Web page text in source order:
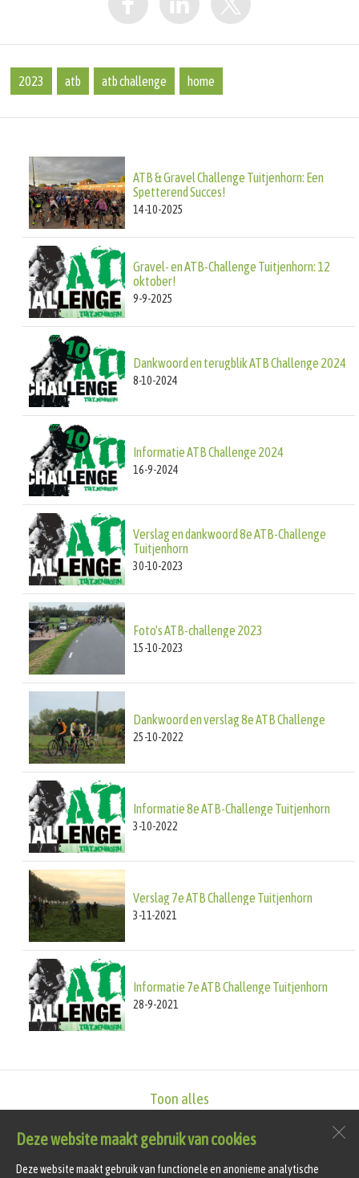
Deze website maakt gebruik van cookies
Deze website maakt gebruik van functionele en anonieme analytische
2023 atb atb challenge home
ATB & Gravel Challenge Tuitjenhorn: Een
Spetterend Succes!
14-10-2025
Gravel- en ATB-Challenge Tuitjenhorn: 12
oktober!
9-9-2025
Dankwoord en terugblik ATB Challenge 2024
8-10-2024
Informatie ATB Challenge 2024
16-9-2024
Verslag en dankwoord 8e ATB-Challenge
Tuitjenhorn
30-10-2023
Foto's ATB-challenge 2023
15-10-2023
Dankwoord en verslag 8e ATB Challenge
25-10-2022
Informatie 8e ATB-Challenge Tuitjenhorn
3-10-2022
Verslag 7e ATB Challenge Tuitjenhorn
3-11-2021
Informatie 7e ATB Challenge Tuitjenhorn
28-9-2021
Toon alles
Sportlaan 4